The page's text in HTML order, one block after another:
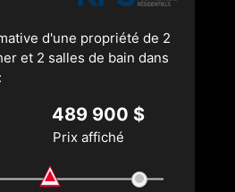
d'une propriété de 2
et 2 salles de bain dans
489 900 $
Prix affiché